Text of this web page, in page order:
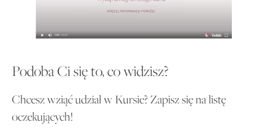
Podoba Ci się to, co widzisz?
Chcesz wziąć udział w Kursie? Zapisz się na listę
oczekujących!